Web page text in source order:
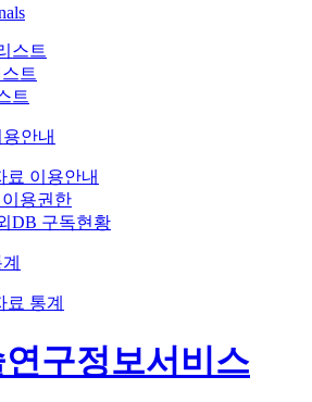
스트
트
트
안내
료 이용안내
용권한
DB 구독현황
료 통계